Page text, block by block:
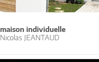
maison individuelle
Nicolas JEANTAUD